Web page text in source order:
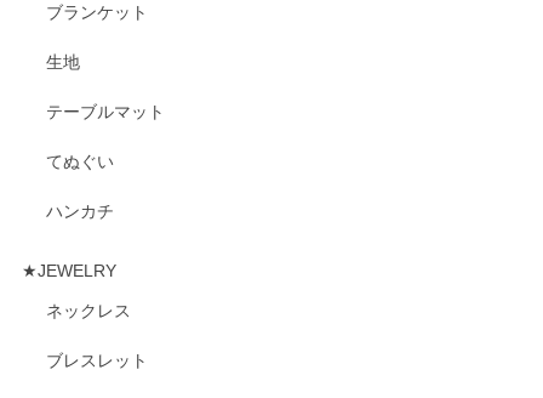
ブランケット
生地
テーブルマット
てぬぐい
ハンカチ
★JEWELRY
ネックレス
ブレスレット